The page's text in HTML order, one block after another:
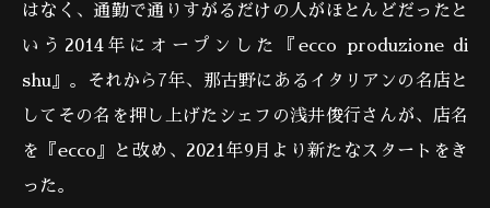
はなく、通勤で通りすがるだけの人がほとんどだったと
いう2014年にオープンした『ecco produzione di
shu』。それから7年、那古野にあるイタリアンの名店と
してその名を押し上げたシェフの浅井俊行さんが、店名
を『ecco』と改め、2021年9月より新たなスタートをき
った。